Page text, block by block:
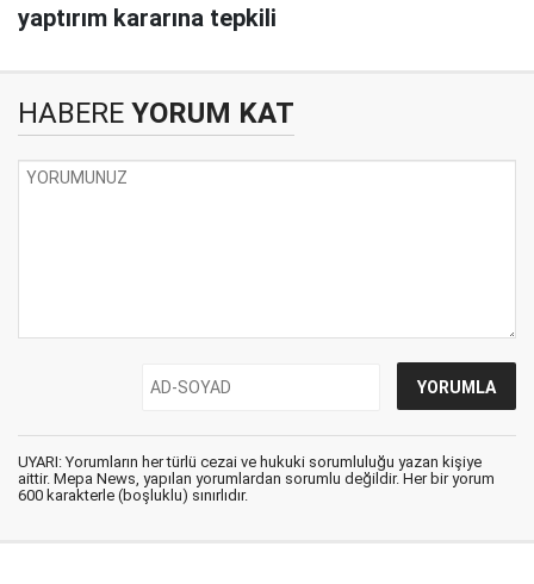
yaptırım kararına tepkili
HABERE YORUM KAT
UYARI: Yorumların her türlü cezai ve hukuki sorumluluğu yazan kişiye
aittir. Mepa News, yapılan yorumlardan sorumlu değildir. Her bir yorum
600 karakterle (boşluklu) sınırlıdır.